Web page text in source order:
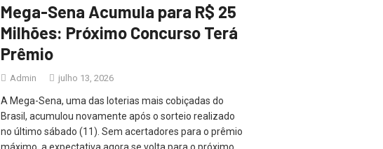
Mega-Sena Acumula para R$ 25
Milhões: Próximo Concurso Terá
Prêmio
Admin julho 13, 2026
A Mega-Sena, uma das loterias mais cobiçadas do
Brasil, acumulou novamente após o sorteio realizado
no último sábado (11). Sem acertadores para o prêmio